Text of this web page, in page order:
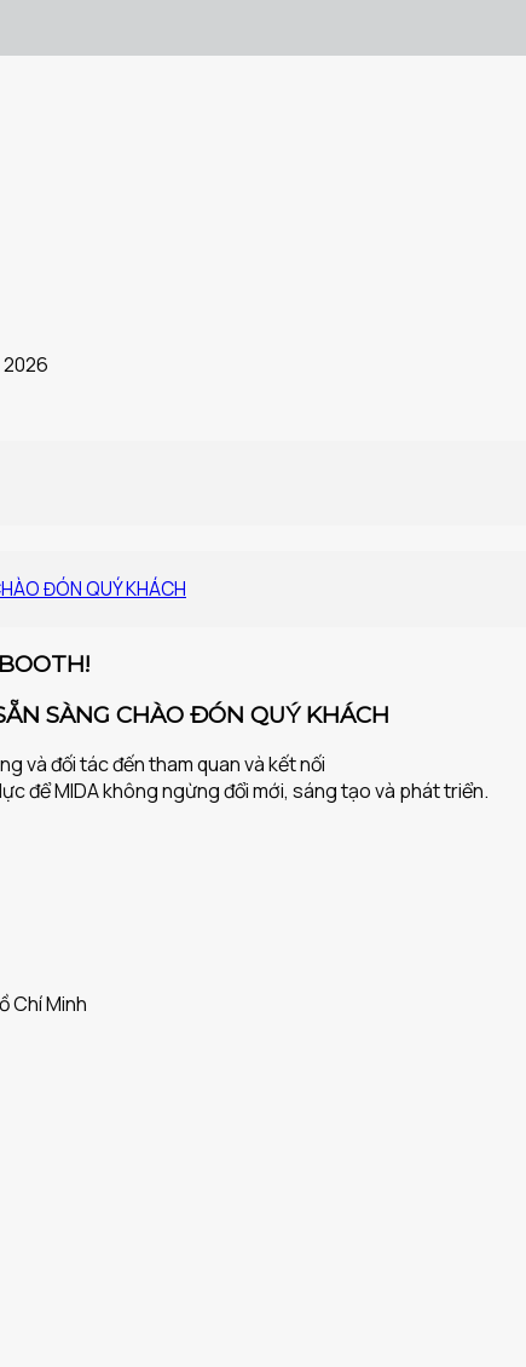
2026
ĐÓN QUÝ KHÁCH
SÀNG CHÀO ĐÓN QUÝ KHÁCH
và đối tác đến tham quan và kết nối
để MIDA không ngừng đổi mới, sáng tạo và phát triển.
Chí Minh